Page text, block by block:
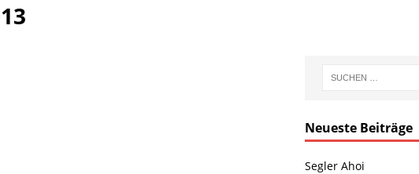
Neueste Beiträge
Segler Ahoi